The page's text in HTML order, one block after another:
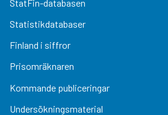
StatFin-databasen
Statistikdatabaser
Finland i siffror
Prisomräknaren
Kommande publiceringar
Undersökningsmaterial